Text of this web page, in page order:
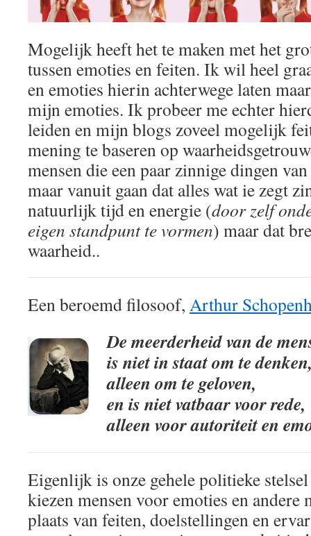
Mogelijk heeft het te maken met het
tussen emoties en feiten. Ik wil heel
en emoties hierin achterwege laten
mijn emoties. Ik probeer me echter
leiden en mijn blogs zoveel mogelijk
mening te baseren op
mensen die een paar zinnige dingen
maar vanuit gaan dat alles wat ie zegt
natuurlijk tijd en energie (door zelf
eigen standpunt te vormen) maar dat
waarheid..
Een beroemd filosoof, Arthur
De meerderheid van de
is niet in staat om te
alleen om te geloven,
en is niet vatbaar voor rede,
alleen voor autoriteit en
Eigenlijk is onze gehele politieke
kiezen mensen voor emoties en
plaats van feiten, doelstellingen en